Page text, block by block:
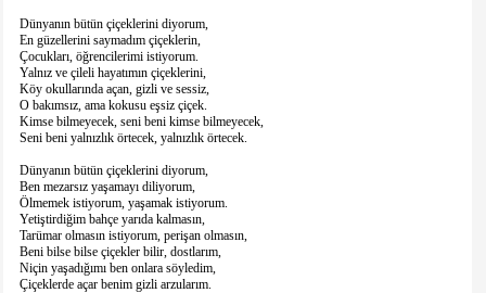
Dünyanın bütün çiçeklerini diyorum,
En güzellerini saymadım çiçeklerin,
Çocukları, öğrencilerimi istiyorum.
Yalnız ve çileli hayatımın çiçeklerini,
Köy okullarında açan, gizli ve sessiz,
O bakımsız, ama kokusu eşsiz çiçek.
Kimse bilmeyecek, seni beni kimse bilmeyecek,
Seni beni yalnızlık örtecek, yalnızlık örtecek.
Dünyanın bütün çiçeklerini diyorum,
Ben mezarsız yaşamayı diliyorum,
Ölmemek istiyorum, yaşamak istiyorum.
Yetiştirdiğim bahçe yarıda kalmasın,
Tarümar olmasın istiyorum, perişan olmasın,
Beni bilse bilse çiçekler bilir, dostlarım,
Niçin yaşadığımı ben onlara söyledim,
Çiçeklerde açar benim gizli arzularım.